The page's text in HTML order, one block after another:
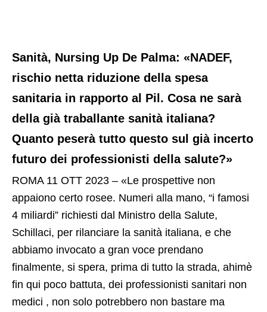
Sanità, Nursing Up De Palma: «NADEF,
rischio netta riduzione della spesa
sanitaria in rapporto al Pil. Cosa ne sarà
della già traballante sanità italiana?
Quanto peserà tutto questo sul già incerto
futuro dei professionisti della salute?»
ROMA 11 OTT 2023 – «Le prospettive non
appaiono certo rosee. Numeri alla mano, “i famosi
4 miliardi” richiesti dal Ministro della Salute,
Schillaci, per rilanciare la sanità italiana, e che
abbiamo invocato a gran voce prendano
finalmente, si spera, prima di tutto la strada, ahimè
fin qui poco battuta, dei professionisti sanitari non
medici , non solo potrebbero non bastare ma